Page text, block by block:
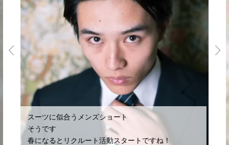
スーツに似合うメンズショート
そうです
春になるとリクルート活動スタートですね！